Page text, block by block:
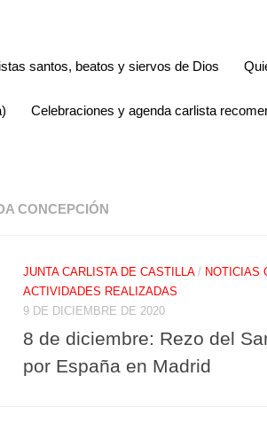
santos, beatos y siervos de Dios
Celebraciones y agenda carlista
CONCEPCIÓN
JUNTA CARLISTA DE CASTILLA/ NOTICIAS
ACTIVIDADES REALIZADAS
9 DE DICIEMBRE DE 2020
8 de diciembre: Rezo del
por España en Madrid